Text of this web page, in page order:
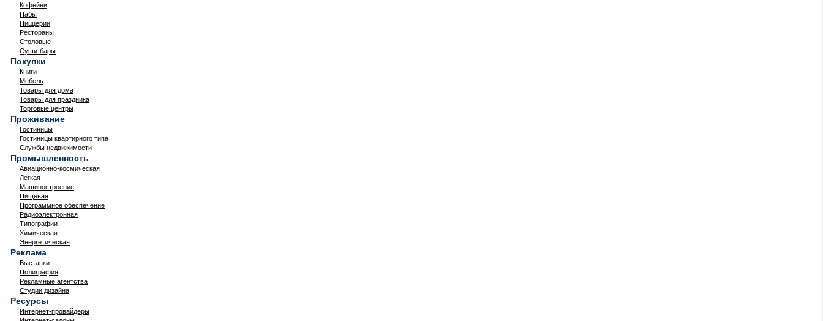
Кофейни
Пабы
Пиццерии
Рестораны
Столовые
Суши-бары
Покупки
Книги
Мебель
Товары для дома
Товары для праздника
Торговые центры
Проживание
Гостиницы
Гостиницы квартирного типа
Службы недвижимости
Промышленность
Авиационно-космическая
Легкая
Машиностроение
Пищевая
Программное обеспечение
Радиоэлектронная
Типографии
Химическая
Энергетическая
Реклама
Выставки
Полиграфия
Рекламные агентства
Студии дизайна
Ресурсы
Интернет-провайдеры